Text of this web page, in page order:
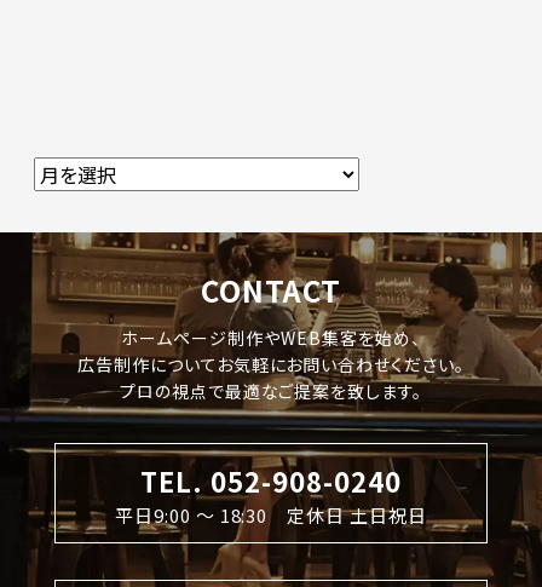
CONTACT
ホームページ制作やWEB集客を始め、
広告制作についてお気軽にお問い合わせください。
プロの視点で最適なご提案を致します。
TEL. 052-908-0240
平日9:00 〜 18:30 定休日 土日祝日